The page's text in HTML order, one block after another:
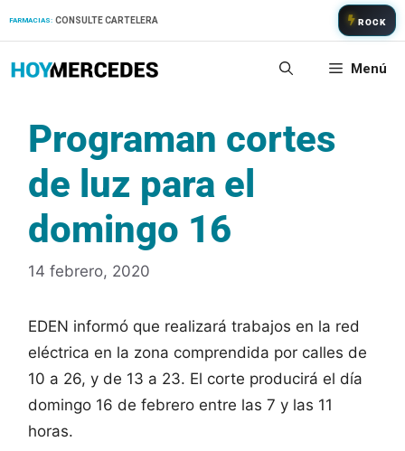
FARMACIAS: CONSULTE CARTELERA ROCK
Menú
Programan cortes
de luz para el
domingo 16
14 febrero, 2020
EDEN informó que realizará trabajos en la red
eléctrica en la zona comprendida por calles de
10 a 26, y de 13 a 23. El corte producirá el día
domingo 16 de febrero entre las 7 y las 11
horas.